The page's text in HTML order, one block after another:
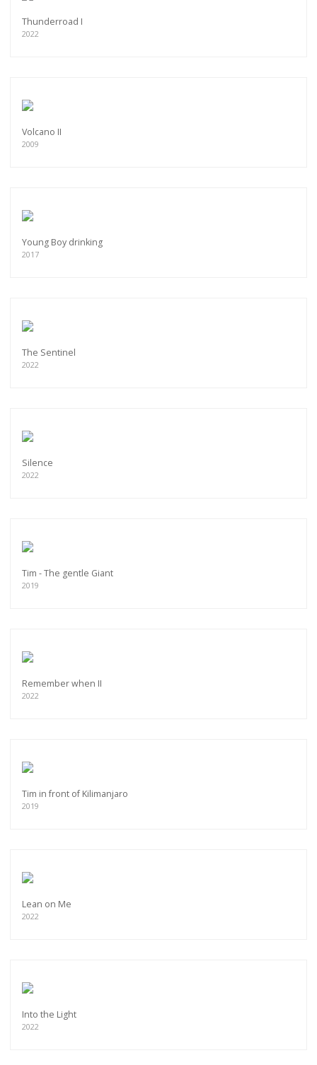
Thunderroad I
2022
Volcano II
2009
Young Boy drinking
2017
The Sentinel
2022
Silence
2022
Tim - The gentle Giant
2019
Remember when II
2022
Tim in front of Kilimanjaro
2019
Lean on Me
2022
Into the Light
2022